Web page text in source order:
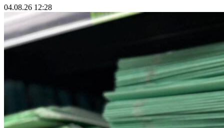
04.08.26 12:28